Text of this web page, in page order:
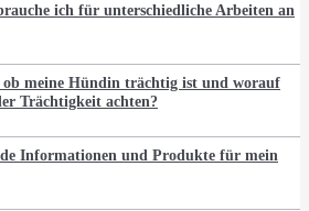
ich für unterschiedliche Arbeiten an
ob meine Hündin trächtig ist und worauf
Trächtigkeit achten?
Informationen und Produkte für mein